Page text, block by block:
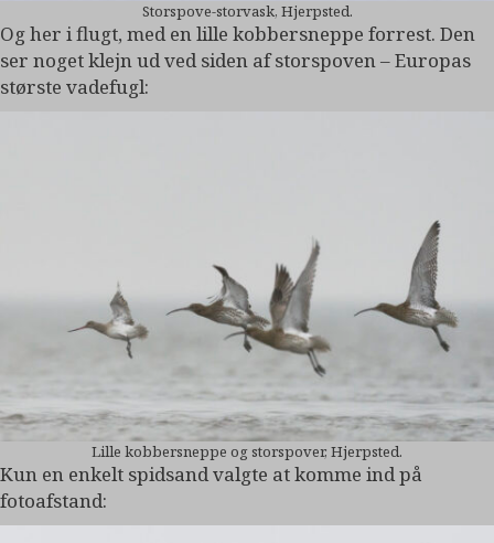
Storspove-storvask, Hjerpsted.
Og her i flugt, med en lille kobbersneppe forrest. Den
ser noget klejn ud ved siden af storspoven – Europas
største vadefugl:
Lille kobbersneppe og storspover, Hjerpsted.
Kun en enkelt spidsand valgte at komme ind på
fotoafstand: